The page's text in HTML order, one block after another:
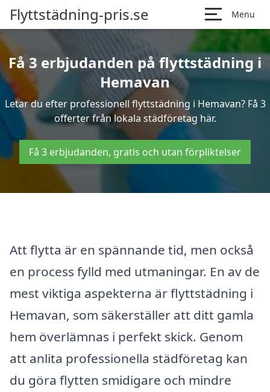
Flyttstädning-pris.se Menu
Få 3 erbjudanden på flyttstädning i
Hemavan
Letar du efter professionell flyttstädning i Hemavan? Få 3
offerter från lokala städföretag här.
Få 3 erbjudanden, gratis och utan förpliktelser
Att flytta är en spännande tid, men också
en process fylld med utmaningar. En av de
mest viktiga aspekterna är flyttstädning i
Hemavan, som säkerställer att ditt gamla
hem överlämnas i perfekt skick. Genom
att anlita professionella städföretag kan
du göra flytten smidigare och mindre